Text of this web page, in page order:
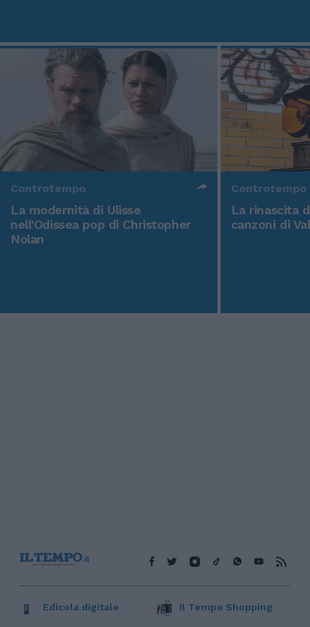
Controtempo
La modernità di Ulisse
nell'Odissea pop di Christopher
Nolan
Controtempo
La rinascita
canzoni di
Edicola digitale Il Tempo Shopping